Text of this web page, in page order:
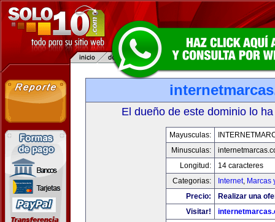
El dueño de este dominio lo
Mayusculas:
Minusculas:
Longitud:
14 caracteres
Categorias:
Internet, Marcas
Precio:
Realizar una
Visitar!